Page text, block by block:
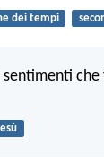
dei tempi